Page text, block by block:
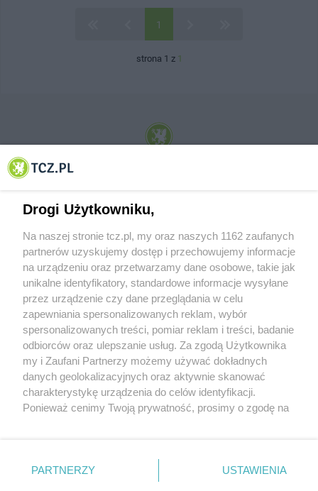
1
strona 1 z 1
© 2001-2026 Tczew - TCZ.PL Sp. z o.o. Internetowy Serwis Informacyjny Miasta
O FIRMIE POLITYKA PRYWATNOŚCI HOSTING
REKLAMA WSPÓŁPRACA RSS FACEBOOK KONTAKT
Nasze serwisy
Aktualności
Tcz24
Historia miasta
Muzyka i kultura
Archiwum wydarzeń
Zdjęcia miasta
Drogi Użytkowniku,
Na naszej stronie tcz.pl, my oraz naszych 1162 zaufanych
partnerów uzyskujemy dostęp i przechowujemy informacje
na urządzeniu oraz przetwarzamy dane osobowe, takie jak
unikalne identyfikatory, standardowe informacje wysyłane
przez urządzenie czy dane przeglądania w celu
zapewniania spersonalizowanych reklam, wybór
spersonalizowanych treści, pomiar reklam i treści, badanie
odbiorców oraz ulepszanie usług. Za zgodą Użytkownika
my i Zaufani Partnerzy możemy używać dokładnych
danych geolokalizacyjnych oraz aktywnie skanować
charakterystykę urządzenia do celów identyfikacji.
Ponieważ cenimy Twoją prywatność, prosimy o zgodę na
znajdujący się w lewym dolnym rogu strony
. Niektóre
PARTNERZY USTAWIENIA